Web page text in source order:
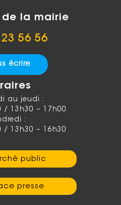
la mairie
56 56
écrire
au jeudi :
/ 13h30 – 17h00
:
/ 13h30 – 16h30
public
presse